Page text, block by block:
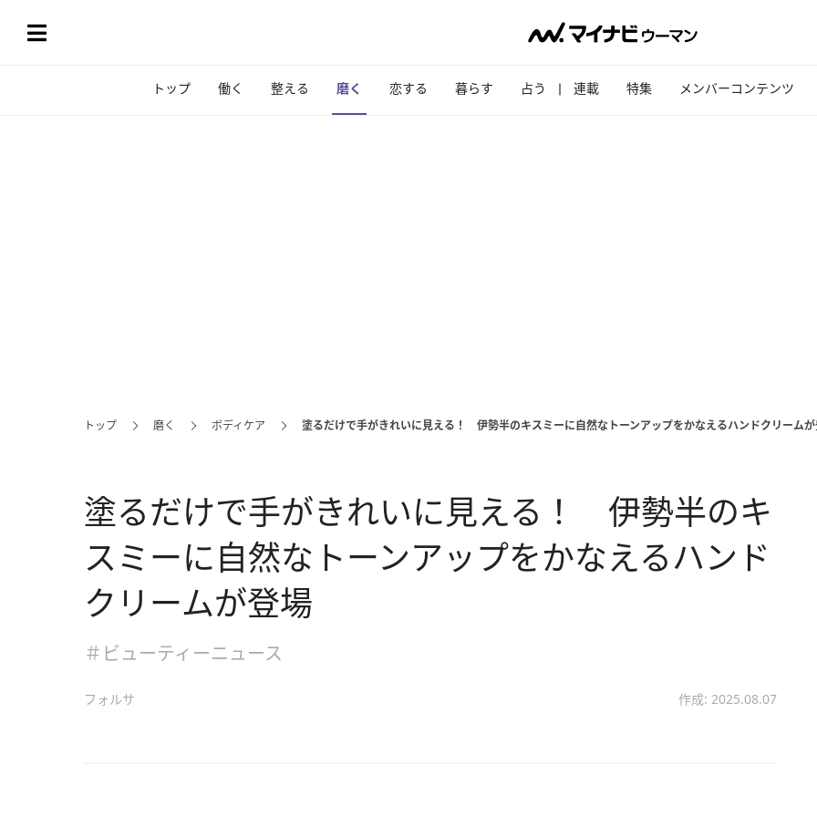
トップ 働く 整える 磨く 恋する 暮らす 占う 連載 特集 メンバーコンテンツ
トップ 磨く ボディケア 塗るだけで手がきれいに見える！ 伊勢半のキスミーに自然なトーンアップをかなえるハンドクリーム
塗るだけで手がきれいに見える！ 伊勢半のキ
スミーに自然なトーンアップをかなえるハンド
クリームが登場
＃ビューティーニュース
フォルサ 作成: 2025.08.07